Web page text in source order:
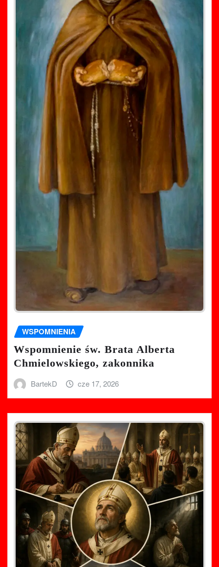
WSPOMNIENIA
Wspomnienie św. Brata Alberta
Chmielowskiego, zakonnika
BartekD cze 17, 2026